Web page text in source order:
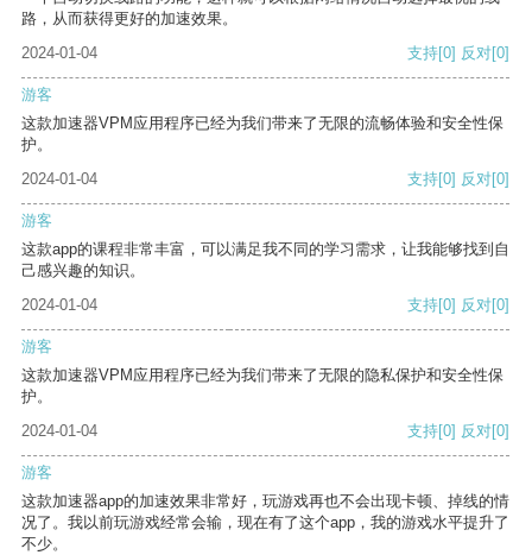
路，从而获得更好的加速效果。
2024-01-04
支持[0] 反对[0]
游客
这款加速器VPM应用程序已经为我们带来了无限的流畅体验和安全性保
护。
2024-01-04
支持[0] 反对[0]
游客
这款app的课程非常丰富，可以满足我不同的学习需求，让我能够找到自
己感兴趣的知识。
2024-01-04
支持[0] 反对[0]
游客
这款加速器VPM应用程序已经为我们带来了无限的隐私保护和安全性保
护。
2024-01-04
支持[0] 反对[0]
游客
这款加速器app的加速效果非常好，玩游戏再也不会出现卡顿、掉线的情
况了。我以前玩游戏经常会输，现在有了这个app，我的游戏水平提升了
不少。